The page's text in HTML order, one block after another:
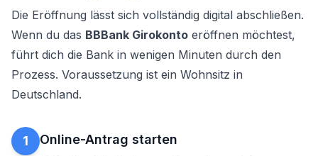
Die Eröffnung lässt sich vollständig digital abschließen.
Wenn du das BBBank Girokonto eröffnen möchtest,
führt dich die Bank in wenigen Minuten durch den
Prozess. Voraussetzung ist ein Wohnsitz in
Deutschland.
1 Online-Antrag starten